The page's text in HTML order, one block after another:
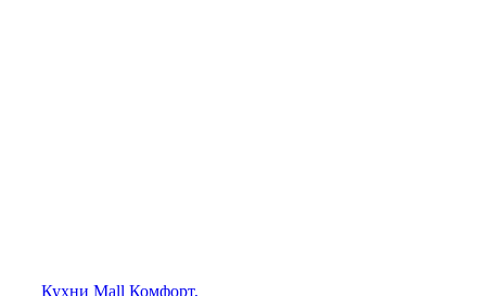
Кухни Mall Комфорт,